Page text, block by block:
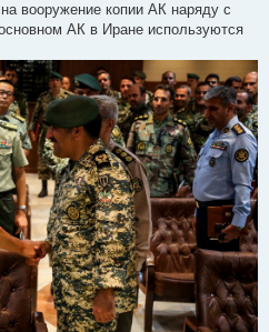
вооружение копии АК наряду с
АК в Иране используются